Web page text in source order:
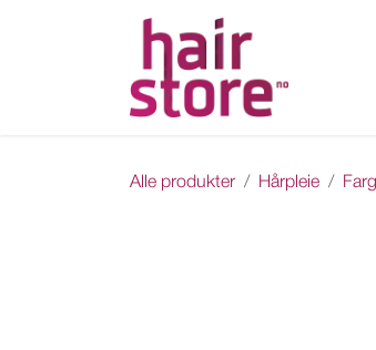
Alle produkter Hårpleie